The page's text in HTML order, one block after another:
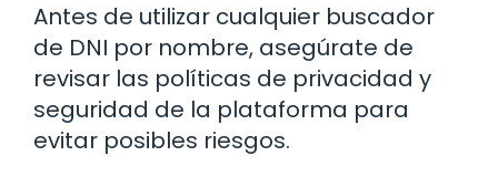
Antes de utilizar cualquier buscador
de DNI por nombre, asegúrate de
revisar las políticas de privacidad y
seguridad de la plataforma para
evitar posibles riesgos.